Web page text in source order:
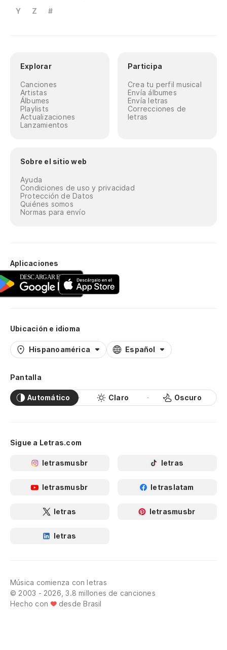
Y
Z #
Explorar
Canciones
Artistas
Álbumes
Playlists
Actualizaciones
Lanzamientos
Participa
Crea tu perfil musical
Envía álbumes
Envía letras
Correcciones de
letras
Sobre el sitio web
Ayuda
Condiciones de uso y privacidad
Protección de Datos
Quiénes somos
Normas para envío
Aplicaciones
Ubicación e idioma
Hispanoamérica Español
Pantalla
Automático Claro Oscuro
Sigue a Letras.com
letrasmusbr letras
letrasmusbr letraslatam
letras letrasmusbr
letras
Música comienza con letras
© 2003 - 2026, 3.8 millones de canciones
Hecho con
desde Brasil